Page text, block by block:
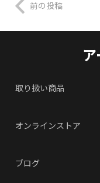
前の投稿
取り扱い商品
オンラインストア
ブログ